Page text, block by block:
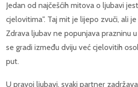
Jedan od najčešćih mitova o ljubavi
cjelovitima". Taj mit je lijepo zvuči, ali
Zdrava ljubav ne popunjava prazninu
se gradi između dviju već cjelovitih
put.
U pravoj ljubavi, svaki partner